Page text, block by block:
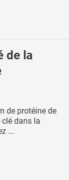
de la
de protéine de
dans la
...